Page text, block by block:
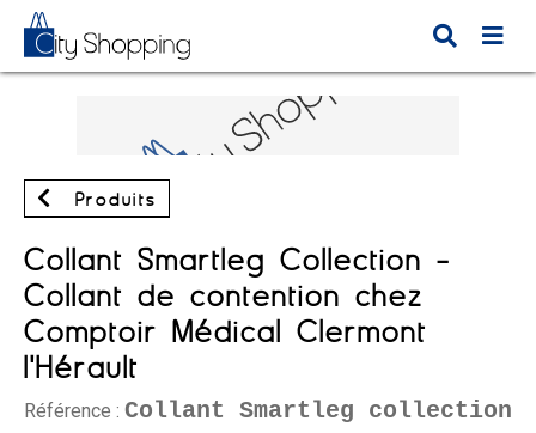
Produits
Collant Smartleg Collection -
Collant de contention chez
Comptoir Médical Clermont
l'Hérault
Référence : Collant Smartleg collection